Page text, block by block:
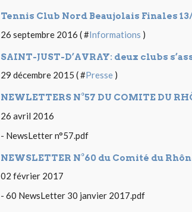
Tennis Club Nord Beaujolais Finales
26 septembre 2016 ( #Informations )
SAINT-JUST-D’AVRAY: deux clubs
29 décembre 2015 ( #Presse )
NEWLETTERS N°57 DU COMITE DU
26 avril 2016
- NewsLetter n°57.pdf
NEWSLETTER N°60 du Comité du
02 février 2017
- 60 NewsLetter 30 janvier 2017.pdf